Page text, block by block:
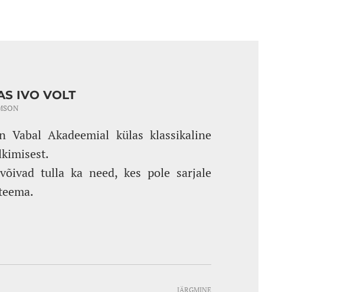
IVO VOLT
Akadeemial külas klassikaline
tulla ka need, kes pole sarjale
JÄRGMINE